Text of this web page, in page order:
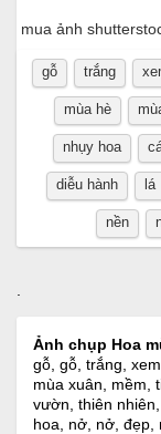
mua ảnh
gỗ trắng
mùa hè
nhụy hoa
diễu hành lá
nền
.
Ảnh chụp Hoa
gỗ, gỗ, trắng,
mùa xuân, mềm,
vườn, thiên
hoa, nở, nở, đẹp,